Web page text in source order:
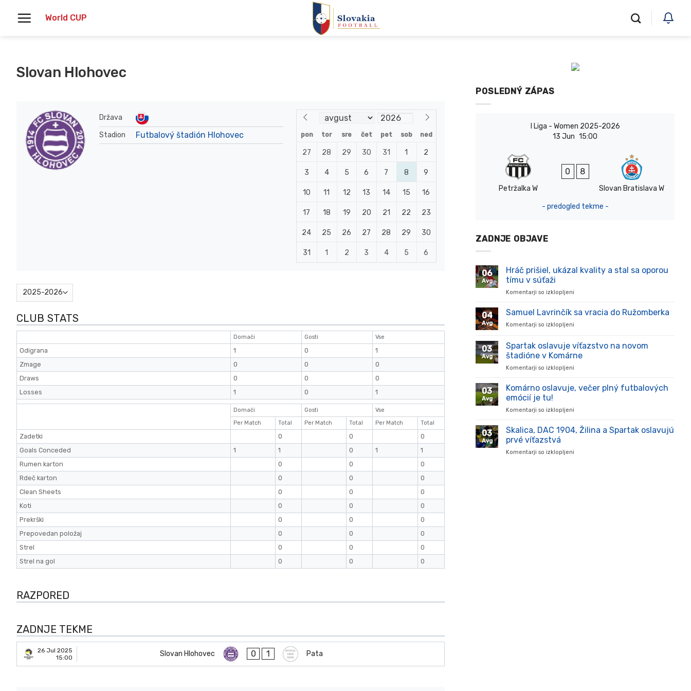
World CUP
Slovan Hlohovec
Država
Stadion
Futbalový štadión Hlohovec pon tor sre čet pet sob ned
27 28 29 30 31 1 2
3 4 5 6 7 8 9
10 11 12 13 14 15 16
17 18 19 20 21 22 23
24 25 26 27 28 29 30
31 1 2 3 4 5 6
CLUB STATS
Domači Gosti Vse
Odigrana 1 0
1
Zmage
0 0
0
Draws
0 0
0
Losses
1 0 1
Domači Gosti
Vse
Per Match
Total Per Match Total Per Match Total
Zadetki 0 0
0
Goals Conceded
1 1 0 1
1
Rumen karton
0 0
0
Rdeč karton
0 0
0
Clean Sheets
0 0
0
Koti
0 0
0
Prekrški
0 0
0
Prepovedan položaj
0 0
0
Strel
0 0
0
Strel na gol
0 0 0
RAZPORED
ZADNJE TEKME
26 Jul 2025
15:00
Slovan Hlohovec 0 1 Pata
POSLEDNÝ ZÁPAS
I Liga - Women 2025-2026
13 Jun 15:00
Petržalka W
0 8
Slovan Bratislava W
- predogled tekme -
ZADNJE OBJAVE
06
Avg
Hráč prišiel, ukázal kvality a stal sa oporou
tímu v súťaži
Komentarji so izklopljeni
prišiel,
stal
sa
súťaži
04
Avg
Samuel Lavrinčík sa vracia do Ružomberka
Komentarji so izklopljeni
Lavrinčík
vracia
03
Avg
Spartak oslavuje víťazstvo na novom
štadióne v Komárne
Komentarji so izklopljeni
oslavuje
v
03
Avg
Komárno oslavuje, večer plný futbalových
emócií je tu!
Komentarji so izklopljeni
oslavuje,
03
Avg
Skalica, DAC 1904, Žilina a Spartak oslavujú
prvé víťazstvá
Komentarji so izklopljeni